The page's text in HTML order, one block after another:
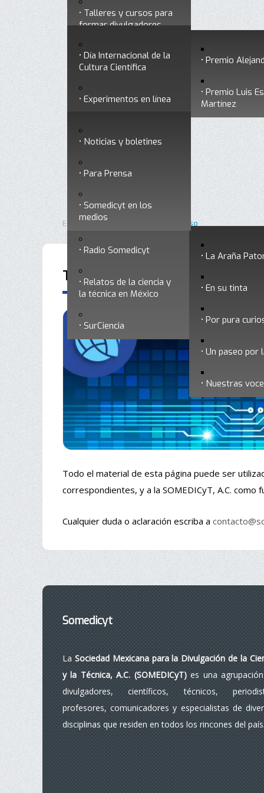
Historia
Premios a divulgadores Premio
Premio Luis
Martínez
Talleres y cursos para
formar divulgadores
Otros servicios
Divulgación
Día Internacional de la
Cultura Científica
Experimentos en línea
Ciencia y Tecnología
Nuestra ciencia
responde
Radio Somedicyt La Araña
En su tinta
Por pura
Un paseo por
Nuestras
Relatos de la ciencia y
la técnica en México
SurCiencia
Noticias
Noticias y boletines
Para Prensa
Somedicyt en los
medios
Está aquí: Inicio Términos de uso
Términos de uso
Todo el material de esta página puede ser
correspondientes, y a la SOMEDICyT, A.C.
Cualquier duda o aclaración escriba a
Somedicyt
LaSociedad Mexicana para la Divulgación de la
y la Técnica, A.C. (SOMEDICyT)es una
divulgadores, científicos, técnicos,
profesores, comunicadores y especialistas de
disciplinas que residen en todos los rincones del